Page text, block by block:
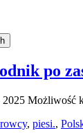
po
2025 Możliwość
, piesi.,